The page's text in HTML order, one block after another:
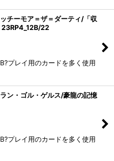
ッチーモア＝ザ＝ダーティ/「収
23RP4_12B/22
プレイ用のカードを多く使用
ラン・ゴル・ゲルス/豪龍の記憶
プレイ用のカードを多く使用